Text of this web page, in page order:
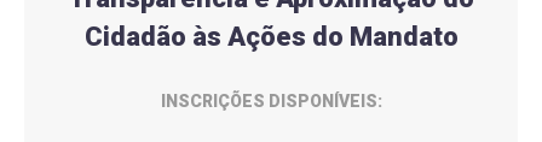
Cidadão às Ações do Mandato
INSCRIÇÕES DISPONÍVEIS: